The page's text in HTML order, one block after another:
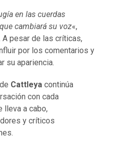
en las cuerdas
cambiará su voz«,
pesar de las críticas,
por los comentarios y
su apariencia.
Cattleyacontinúa
con cada
lleva a cabo,
y críticos